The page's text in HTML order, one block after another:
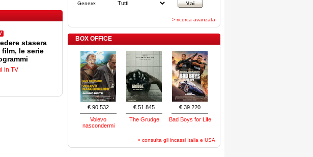
stasera
film, le serie
in TV
Genere:
> ricerca avanzata
BOX OFFICE
€ 90.532
Volevo
nascondermi
€ 51.845
The Grudge
€ 39.220
Bad Boys for Life
> consulta gli incassi Italia e USA